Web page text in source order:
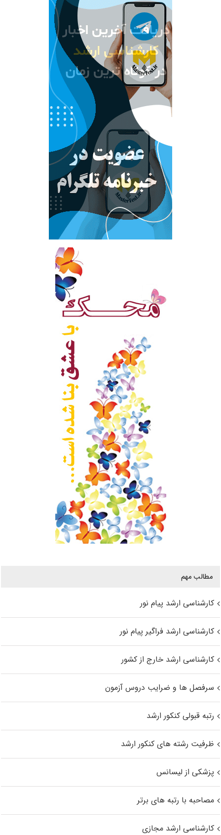
مطالب مهم
کارشناسی ارشد پیام نور
کارشناسی ارشد فراگیر پیام نور
کارشناسی ارشد خارج از کشور
سرفصل ها و ضرایب دروس آزمون
رتبه قبولی کنکور ارشد
ظرفیت رشته های کنکور ارشد
پزشکی از لیسانس
مصاحبه با رتبه های برتر
کارشناسی ارشد مجازی